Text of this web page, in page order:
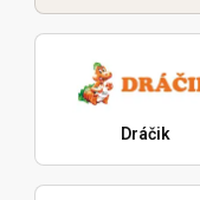
Dráčik